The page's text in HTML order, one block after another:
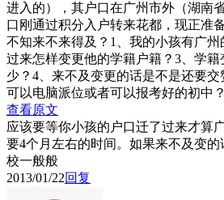
进入的），其户口在广州市外（湖南
口刚通过积分入户转来花都，现正准
不知来不来得及？1、我的小孩有广
过来怎样变更他的学籍户籍？3、学
少？4、来不及变更的话是不是还要
可以电脑派位或者可以报考好的初中
查看原文
应该要等你小孩的户口迁了过来才算
要4个月左右的时间。如果来不及变
校一般般
2013/01/22回复